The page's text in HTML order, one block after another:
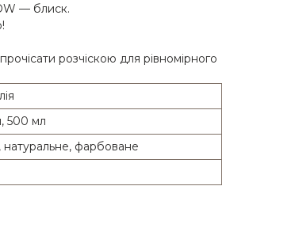
— блиск.
розчіскою для рівномірного
500 мл
натуральне, фарбоване